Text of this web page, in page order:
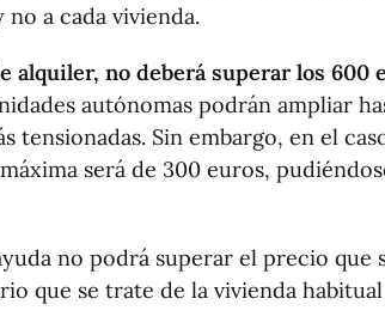
no a cada vivienda.
alquiler, no deberá superar los 600
autónomas podrán ampliar
tensionadas. Sin embargo, en el
será de 300 euros,
no podrá superar el precio que
que se trate de la vivienda